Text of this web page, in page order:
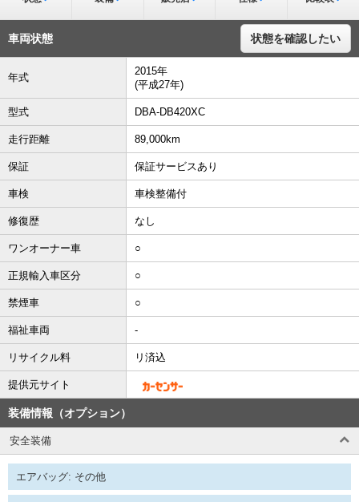
車両状態 状態を確認したい
年式
2015年
(平成27年)
型式 DBA-DB420XC
走行距離 89,000km
保証 保証サービスあり
車検 車検整備付
修復歴 なし
ワンオーナー車 ○
正規輸入車区分 ○
禁煙車 ○
福祉車両 -
リサイクル料 リ済込
提供元サイト
装備情報（オプション）
安全装備
エアバッグ: その他